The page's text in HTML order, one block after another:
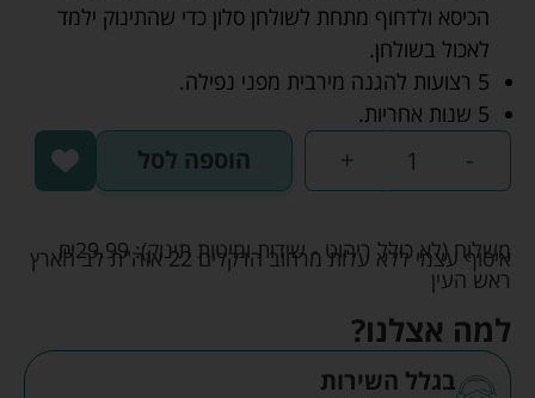
הכיסא ולדחוף מתחת לשולחן סלון כדי שהתינוק ילמד
לאכול בשולחן.
5 רצועות להגנה מירבית מפני נפילה.
5 שנות אחריות.
-
+ הוספה לסל
משלוח (לא כולל ריהוט - שידות ומיטות תינוק): ₪29.99
איסוף עצמי ללא עלות מרחוב הדקלים 22 אזה"ת לב הארץ
ראש העין
למה אצלנו?
בגלל השירות